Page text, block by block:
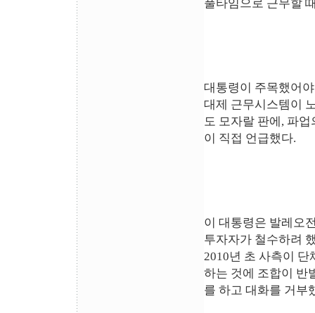
풀타임으로 근무할
대통령이 주목했어
대제 근무시스템이
도 모자랄 판에, 파
이 직접 언급했다.
이 대통령은 발레오
투자자가 철수하려
2010년 초 사측이
하는 것에 조합이 반
를 하고 대화를 거부